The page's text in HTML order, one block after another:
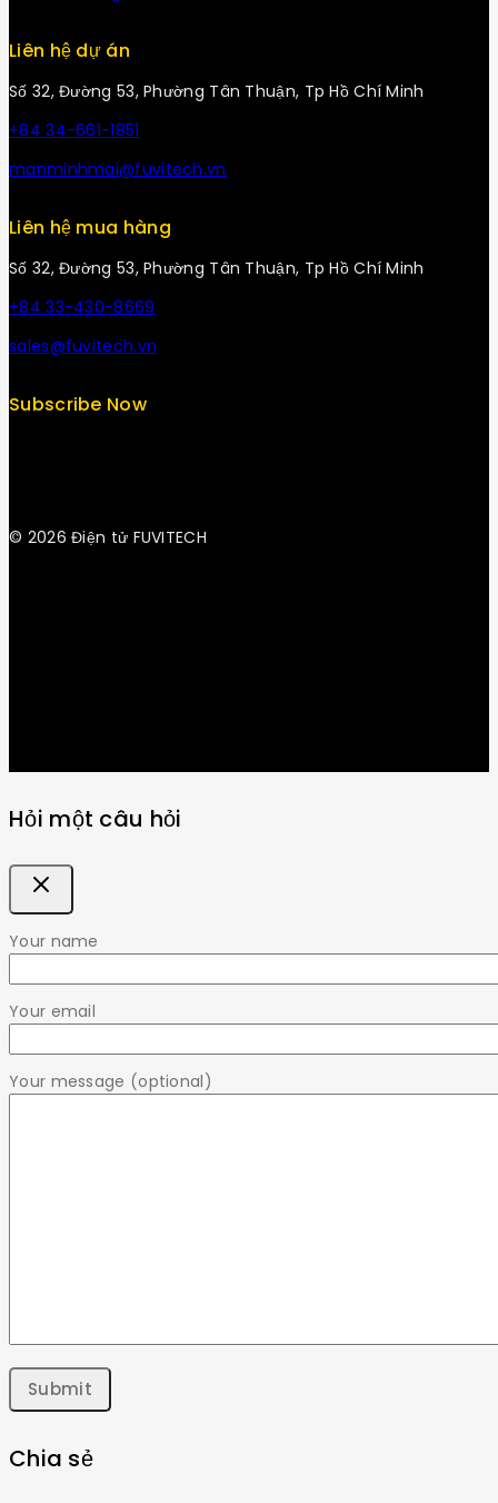
Liên hệ dự án
Số 32, Đường 53, Phường Tân Thuận, Tp Hồ Chí Minh
+84 34-661-1851
manminhmai@fuvitech.vn
Liên hệ mua hàng
Số 32, Đường 53, Phường Tân Thuận, Tp Hồ Chí Minh
+84 33-430-8669
sales@fuvitech.vn
Subscribe Now
© 2026 Điện tử FUVITECH
Hỏi một câu hỏi
Your name
Your email
Your message (optional)
Chia sẻ